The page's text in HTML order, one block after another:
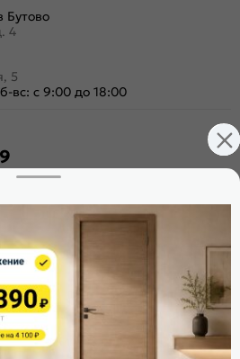
4
5
вс: с 9:00 до 18:00